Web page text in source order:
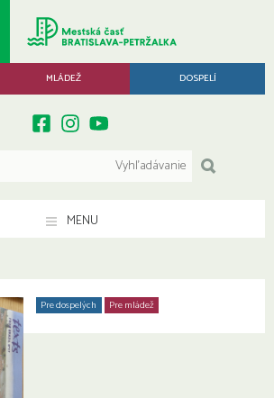
MLÁDEŽ DOSPELÍ
MENU
Pre dospelých Pre mládež